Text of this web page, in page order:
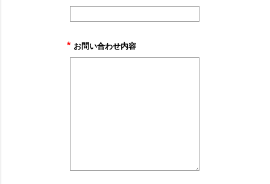
* お問い合わせ内容